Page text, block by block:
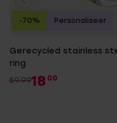
Gerecycled stainless
ring
59.9918 00
-70% Personaliseer